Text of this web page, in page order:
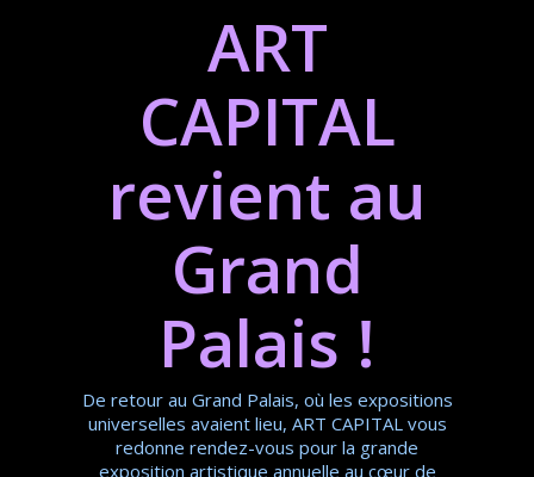
ART
CAPITAL
revient au
Grand
Palais !
De retour au Grand Palais, où les expositions
universelles avaient lieu, ART CAPITAL vous
redonne rendez-vous pour la grande
exposition artistique annuelle au cœur de